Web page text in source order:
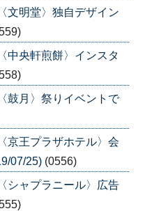
文明堂〉独自デザイン
中央軒煎餅〉インスタ
鼓月〉祭りイベントで
京王プラザホテル〉会
07/25) (0556)
シャプラニール〉広告